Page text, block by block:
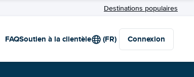
Destinations populaires
FAQSoutien à la clientèle (FR) Connexion